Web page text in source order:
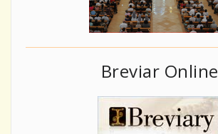
Breviar Online